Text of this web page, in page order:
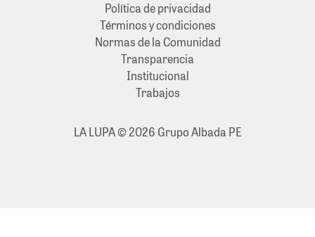
Política de privacidad
Términos y condiciones
Normas de la Comunidad
Transparencia
Institucional
Trabajos
LA LUPA © 2026 Grupo Albada PE